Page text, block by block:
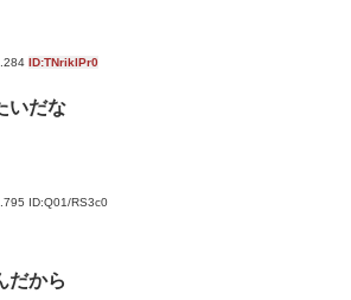
ID:TNriklPr0
いだな
ID:Q01/RS3c0
だから